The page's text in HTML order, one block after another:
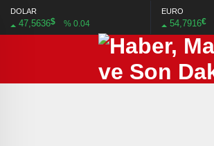
DOLAR
47,5636$ % 0.04
EURO
54,7916€